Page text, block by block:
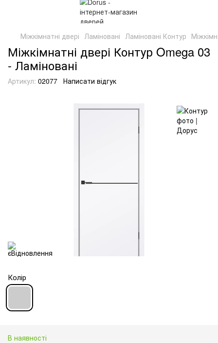
Міжкімнатні двері Ламіновані Ламіновані Контур
Міжкімнатні двері Контур Omega 03
- Ламіновані
Артикул: 02077 Написати відгук
Колір
В наявності